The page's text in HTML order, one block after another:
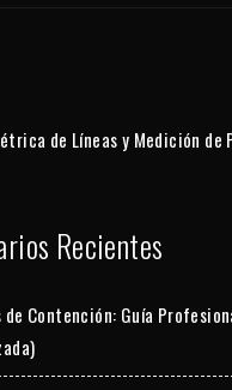
de Líneas y Medición de
Recientes
de Contención: Guía